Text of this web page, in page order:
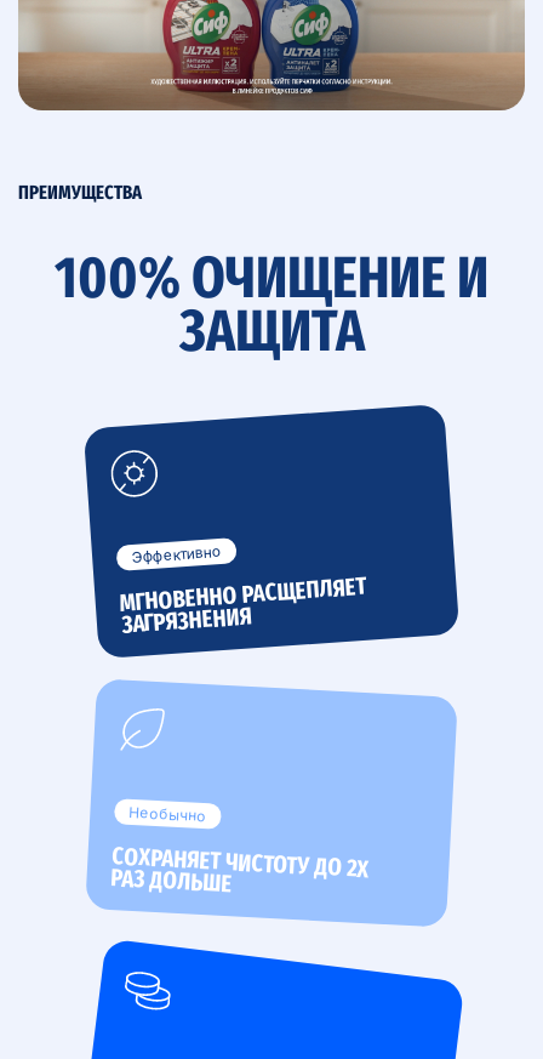
ПРЕИМУЩЕСТВА
100% ОЧИЩЕНИЕ И
ЗАЩИТА
Эффективно
МГНОВЕННО РАСЩЕПЛЯЕТ
ЗАГРЯЗНЕНИЯ
Необычно
СОХРАНЯЕТ ЧИСТОТУ ДО 2Х
РАЗ ДОЛЬШЕ